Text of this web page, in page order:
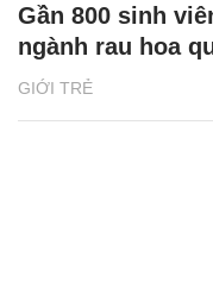
GIỚI TRẺ
Gần 800 sinh
ngành rau hoa